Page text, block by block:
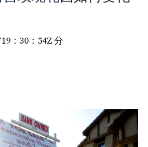
：30：54Z 分